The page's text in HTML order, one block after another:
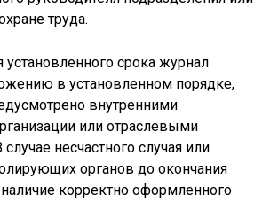
труда.
установленного срока журнал
в установленном порядке,
внутренними
или отраслевыми
несчастного случая или
органов до окончания
корректно оформленного